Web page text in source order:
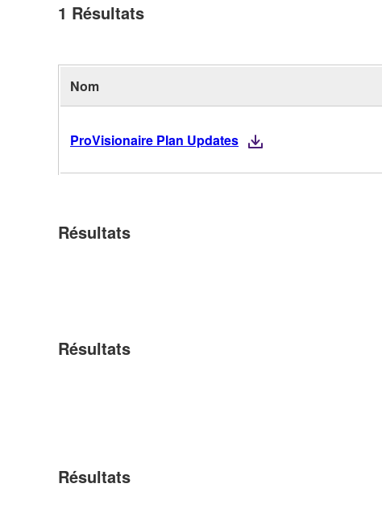
1 Résultats
Nom
ProVisionaire Plan Updates
Résultats
Résultats
Résultats